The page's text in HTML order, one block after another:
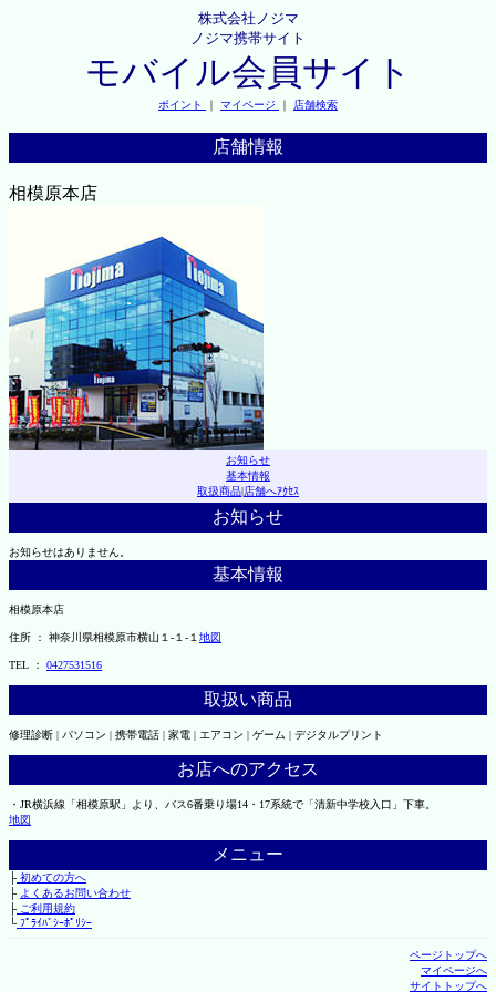
株式会社ノジマ
ノジマ携帯サイト
モバイル会員サイト
ポイント ｜ マイページ ｜ 店舗検索
店舗情報
相模原本店
お知らせ
基本情報
取扱商品|店舗へｱｸｾｽ
お知らせ
お知らせはありません。
基本情報
相模原本店
住所 ： 神奈川県相模原市横山１-１-１ 地図
TEL ： 0427531516
取扱い商品
修理診断 | パソコン | 携帯電話 | 家電 | エアコン | ゲーム | デジタルプリント
お店へのアクセス
・JR横浜線「相模原駅」より、バス6番乗り場14・17系統で「清新中学校入口」下車。
地図
メニュー
├初めての方へ
├ よくあるお問い合わせ
├ご利用規約
└ﾌﾟﾗｲﾊﾞｼｰﾎﾟﾘｼｰ
ページトップへ
マイページへ
サイトトップへ